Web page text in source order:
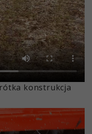
konstrukcja